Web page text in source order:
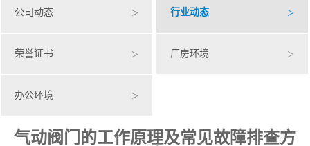
公司动态 > 行业动态 >
荣誉证书 > 厂房环境 >
办公环境 >
气动阀门的工作原理及常见故障排查方